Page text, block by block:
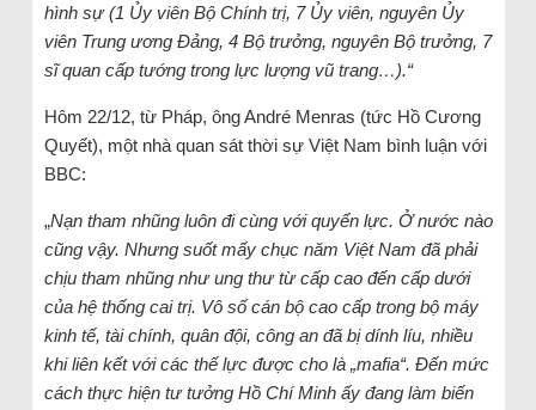
hình sự (1 Ủy viên Bộ Chính trị, 7 Ủy viên, nguyên Ủy
viên Trung ương Đảng, 4 Bộ trưởng, nguyên Bộ trưởng, 7
sĩ quan cấp tướng trong lực lượng vũ trang…).“
Hôm 22/12, từ Pháp, ông André Menras (tức Hồ Cương
Quyết), một nhà quan sát thời sự Việt Nam bình luận với
BBC:
„Nạn tham nhũng luôn đi cùng với quyển lực. Ở nước nào
cũng vậy. Nhưng suốt mấy chục năm Việt Nam đã phải
chịu tham nhũng như ung thư từ cấp cao đến cấp dưới
của hệ thống cai trị. Vô số cán bộ cao cấp trong bộ máy
kinh tế, tài chính, quân đội, công an đã bị dính líu, nhiều
khi liên kết với các thế lực được cho là „mafia“. Đến mức
cách thực hiện tư tưởng Hồ Chí Minh ấy đang làm biến